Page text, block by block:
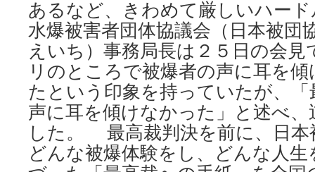
あるなど、きわめて厳しいハー
水爆被害者団体協議会（日本被団
えいち）事務局長は２５日の会
リのところで被爆者の声に耳を
たという印象を持っていたが、
声に耳を傾けなかった」と述べ
した。 最高裁判決を前に、日本
どんな被爆体験をし、どんな人